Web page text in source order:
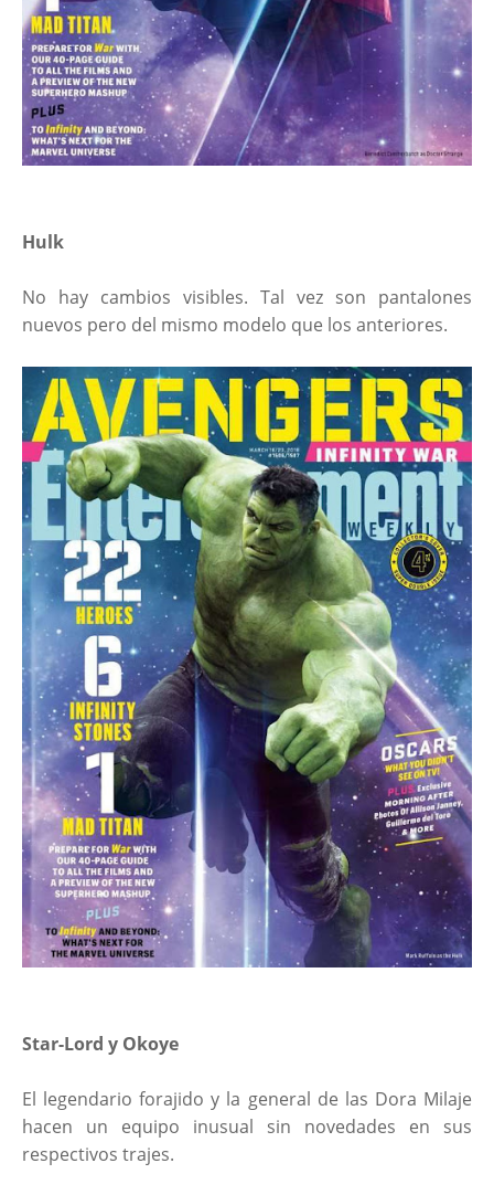
Hulk
No hay cambios visibles. Tal vez son pantalones
nuevos pero del mismo modelo que los anteriores.
Star-Lord y Okoye
El legendario forajido y la general de las Dora Milaje
hacen un equipo inusual sin novedades en sus
respectivos trajes.